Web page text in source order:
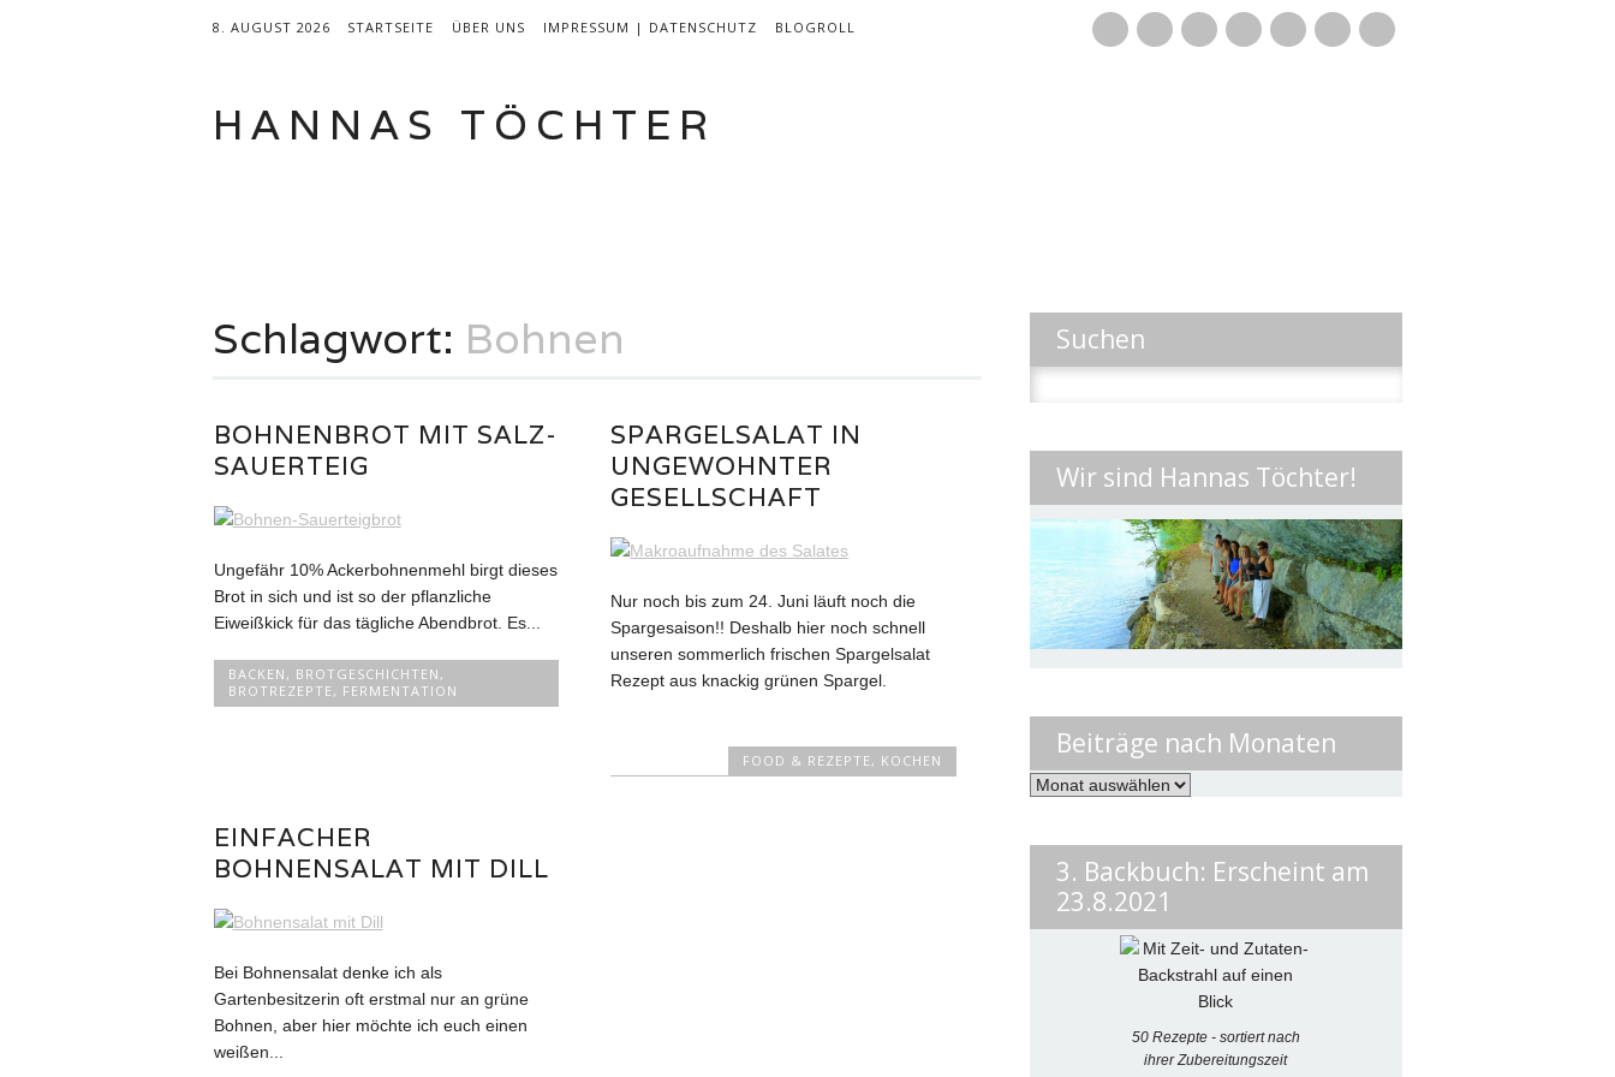
8. AUGUST 2026 STARTSEITE ÜBER UNS IMPRESSUM | DATENSCHUTZ BLOGROLL
Mail
HANNAS TÖCHTER
Schlagwort: Bohnen
BOHNENBROT MIT SALZ-
SAUERTEIG
Ungefähr 10% Ackerbohnenmehl birgt dieses
Brot in sich und ist so der pflanzliche
Eiweißkick für das tägliche Abendbrot. Es...
BACKEN , BROTGESCHICHTEN ,
BROTREZEPTE , FERMENTATION
SPARGELSALAT IN
UNGEWOHNTER
GESELLSCHAFT
Nur noch bis zum 24. Juni läuft noch die
Spargesaison!! Deshalb hier noch schnell
unseren sommerlich frischen Spargelsalat
Rezept aus knackig grünen Spargel.
FOOD & REZEPTE , KOCHEN
EINFACHER
BOHNENSALAT MIT DILL
Bei Bohnensalat denke ich als
Gartenbesitzerin oft erstmal nur an grüne
Bohnen, aber hier möchte ich euch einen
weißen...
Suchen
nach:
Wir sind Hannas Töchter!
Beiträge nach Monaten
Beiträge
3. Backbuch: Erscheint am
23.8.2021
50 Rezepte - sortiert nach
ihrer Zubereitungszeit